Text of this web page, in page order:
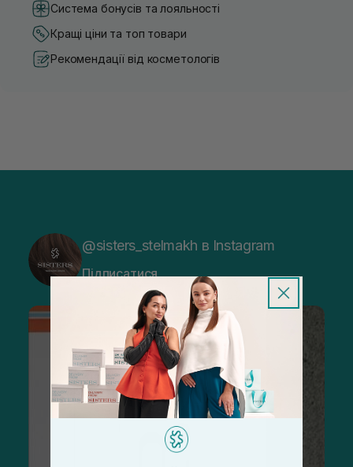
Система бонусів та лояльності
Кращі ціни та топ товари
Рекомендації від косметологів
@sisters_stelmakh в Instagram
Підписатися